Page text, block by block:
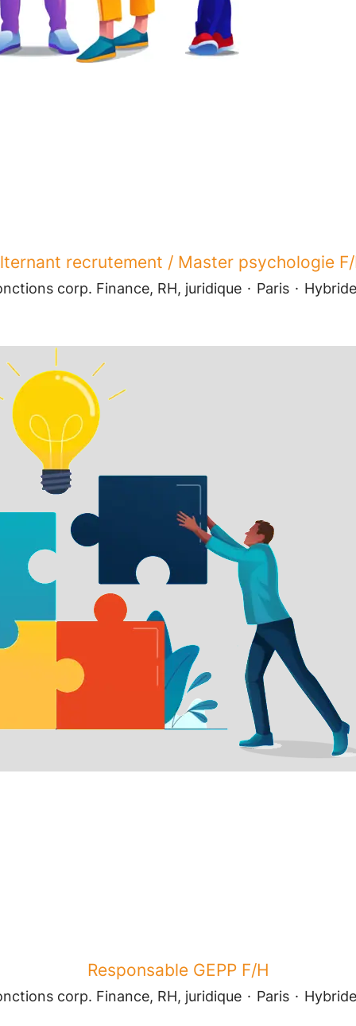
recrutement / Master psychologie
corp. Finance, RH, juridique · Paris · Hybride
Responsable GEPP F/H
corp. Finance, RH, juridique · Paris · Hybride